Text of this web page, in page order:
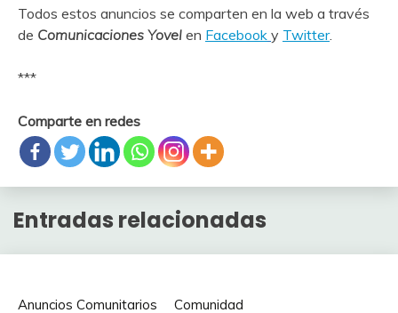
Todos estos anuncios se comparten en la web a través
de Comunicaciones Yovel en Facebook y Twitter.
***
Comparte en redes
Entradas relacionadas
Anuncios Comunitarios Comunidad